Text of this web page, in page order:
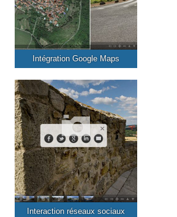
Intégration Google Maps
Interaction réseaux sociaux